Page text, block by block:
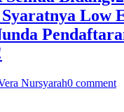
Syaratnya Low
Nursyarah0 comment